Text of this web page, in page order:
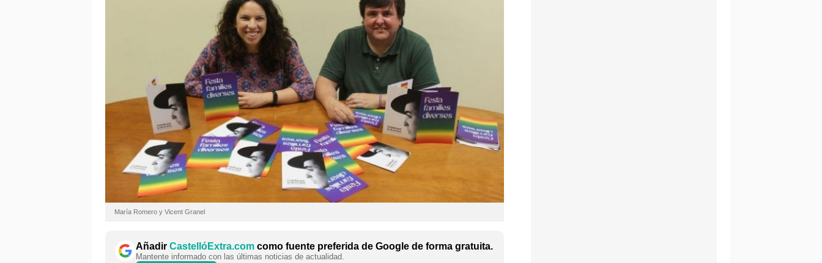
María Romero y Vicent Granel
Añadir CastellóExtra.com como fuente preferida de Google de forma gratuita.
Mantente informado con las últimas noticias de actualidad.